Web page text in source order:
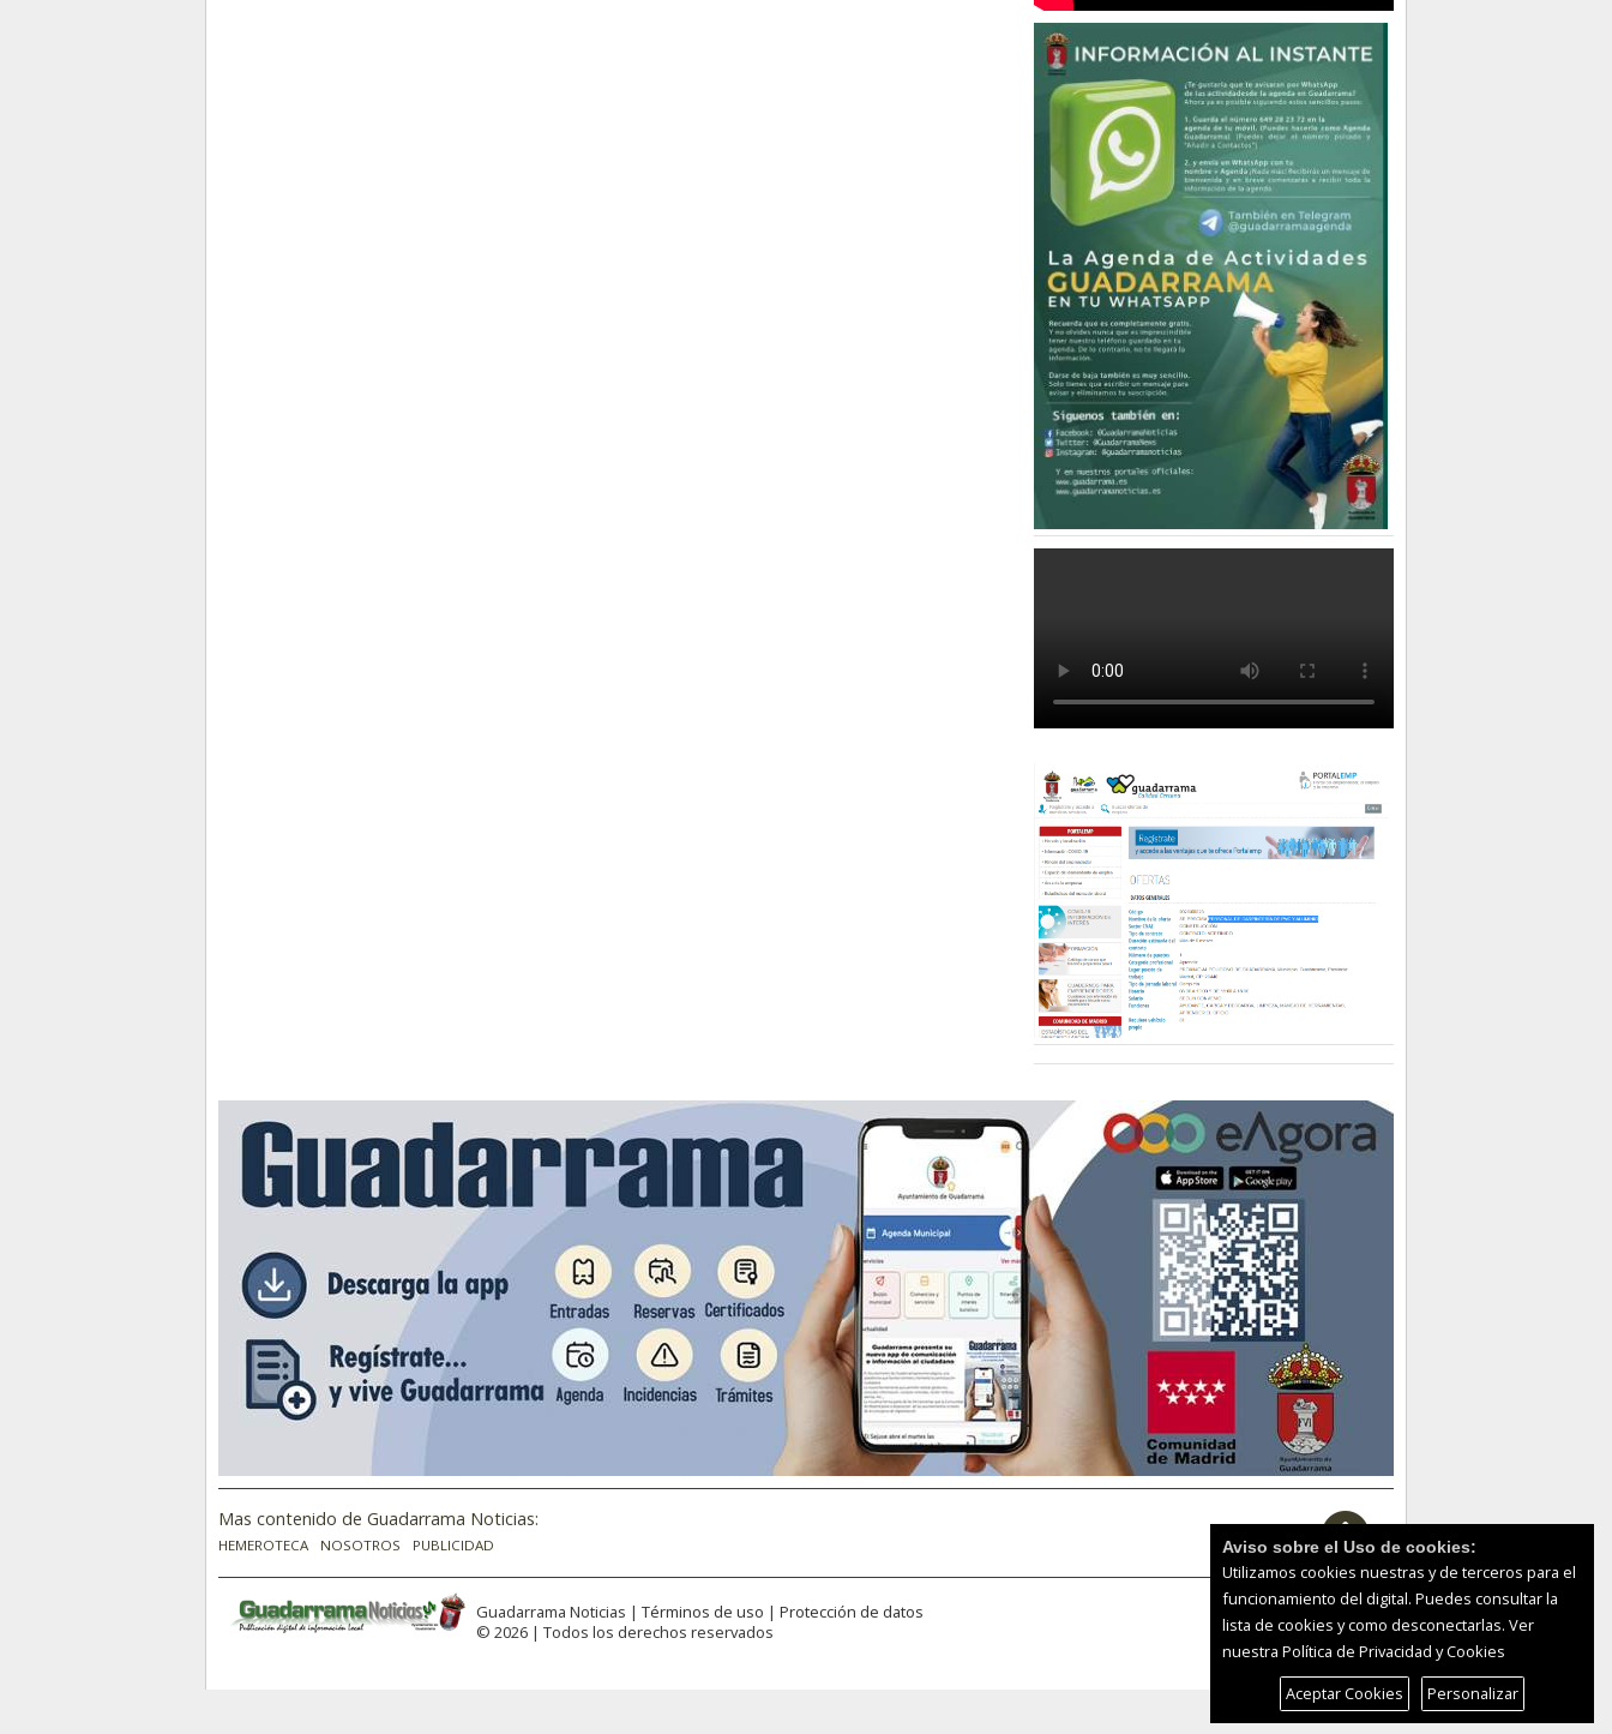
Mas contenido de Guadarrama Noticias:
HEMEROTECA NOSOTROS PUBLICIDAD
Guadarrama Noticias | Términos de uso | Protección de datos
© 2026 | Todos los derechos reservados
Aviso sobre el Uso de cookies:
Utilizamos cookies nuestras y de terceros para el
funcionamiento del digital. Puedes consultar la
lista de cookies y como desconectarlas. Ver
nuestra Política de Privacidad y Cookies
Aceptar Cookies
Personalizar